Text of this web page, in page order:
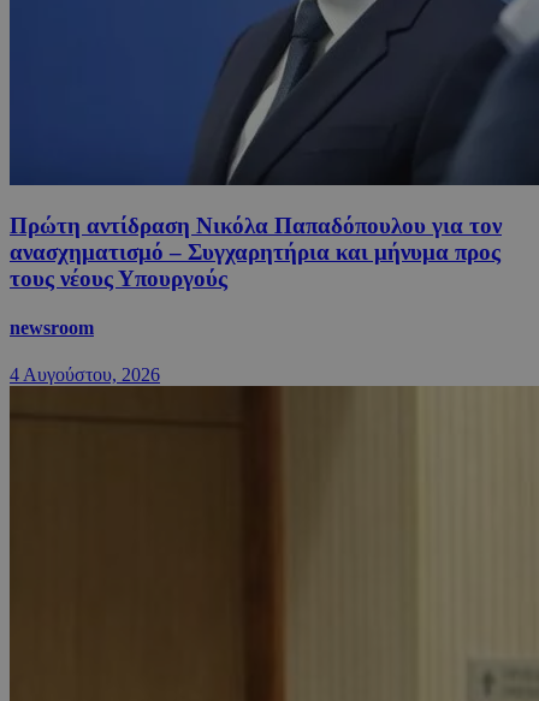
Πρώτη αντίδραση Νικόλα Παπαδόπουλου για τον
ανασχηματισμό – Συγχαρητήρια και μήνυμα προς
τους νέους Υπουργούς
newsroom
4 Αυγούστου, 2026